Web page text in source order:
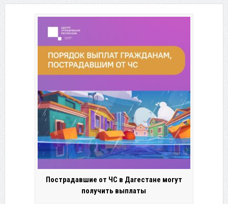
Пострадавшие от ЧС в Дагестане могут
получить выплаты